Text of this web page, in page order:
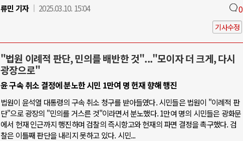
류민 기자
2025.03.10. 15:04 0
기사수정
"법원 이례적 판단, 민의를 배반한 것"..."모이자 더 크게, 다시
광장으로"
윤 구속 취소 결정에 분노한 시민 1만여 명 헌재 향해 행진
법원이 윤석열 대통령의 구속 취소 청구를 받아들였다. 시민들은 법원이 "이례적 판
단"으로 광장의 "민의를 거스른 것"이라면서 분노했다. 1만여 명의 시민들은 광화문
에서 헌재 인근까지 행진하며 검찰의 즉시항고와 헌재의 파면 결정을 촉구했다. 검
찰은 이틀째 판단을 내리지 못하고 있다. 시민...